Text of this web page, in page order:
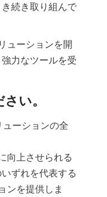
続き取り組んで
ューションを開
力なツールを受
ーションの全
向上させられる
ずれを代表する
ンを提供しま